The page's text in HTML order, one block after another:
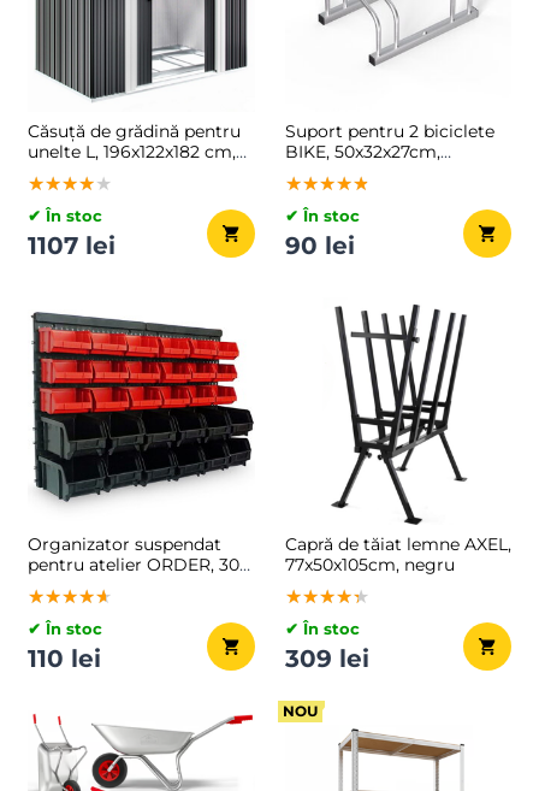
Căsuță de grădină pentru
unelte L, 196x122x182 cm,
antracit
★★★★★
★★★★★
★★★★★
✔ În stoc
1107 lei
Suport pentru 2 biciclete
BIKE, 50x32x27cm,
argintiu
★★★★★
★★★★★
★★★★★
✔ În stoc
90 lei
Organizator suspendat
pentru atelier ORDER, 30
de cutii, 64x2x38cm,
roșu/negru
★★★★★
★★★★★
★★★★★
✔ În stoc
110 lei
Capră de tăiat lemne AXEL,
77x50x105cm, negru
★★★★★
★★★★★
★★★★★
✔ În stoc
309 lei
NOU